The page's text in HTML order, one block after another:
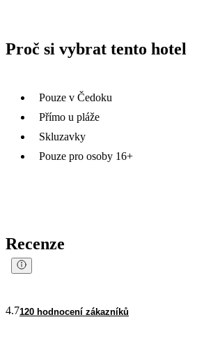
Proč si vybrat tento hotel
Pouze v Čedoku
Přímo u pláže
Skluzavky
Pouze pro osoby 16+
Recenze
4.7120 hodnocení zákazníků